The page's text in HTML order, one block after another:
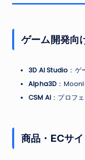
ゲーム開発向
3D AI Studio ：ゲ
Alpha3D ：
CSM AI ：プロフ
商品・ECサ